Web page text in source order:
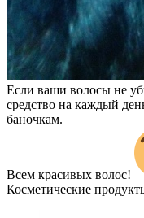
Если ваши волосы не
средство на каждый
баночкам.
Всем красивых волос!
Косметические